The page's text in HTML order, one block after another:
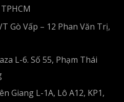
Gò Vấp – 12 Phan Văn Trị,
L-6. Số 55, Phạm Thái
Giang L-1A, Lô A12, KP1,